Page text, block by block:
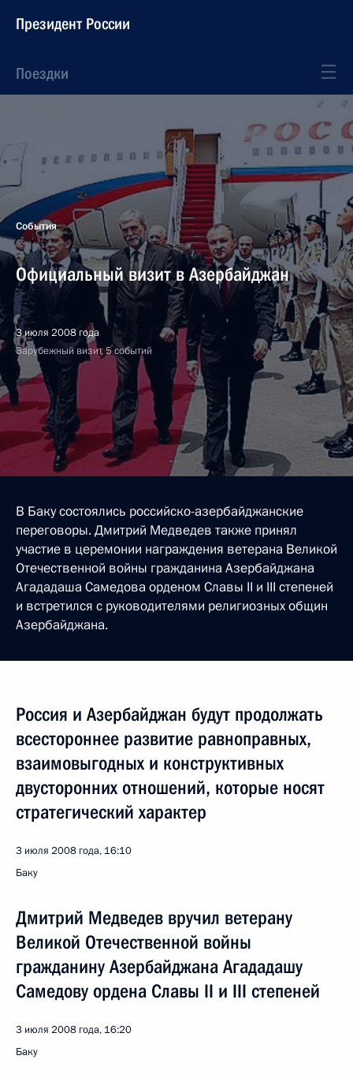
Президент России
Поездки
События
Официальный визит в Азербайджан
3 июля 2008 года
Зарубежный визит, 5 событий
В Баку состоялись российско-азербайджанские
переговоры. Дмитрий Медведев также принял
участие в церемонии награждения ветерана Великой
Отечественной войны гражданина Азербайджана
Агададаша Самедова орденом Славы II и III степеней
и встретился с руководителями религиозных общин
Азербайджана.
Россия и Азербайджан будут продолжать
всестороннее развитие равноправных,
взаимовыгодных и конструктивных
двусторонних отношений, которые носят
стратегический характер
3 июля 2008 года, 16:10
Баку
Дмитрий Медведев вручил ветерану
Великой Отечественной войны
гражданину Азербайджана Агададашу
Самедову ордена Славы II и III степеней
3 июля 2008 года, 16:20
Баку